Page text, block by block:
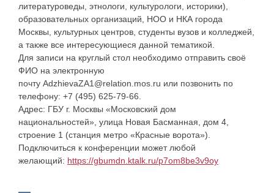
литературоведы, этнологи, культурологи, историки),
образовательных организаций, НОО и НКА города
Москвы, культурных центров, студенты вузов и колледжей,
а также все интересующиеся данной тематикой.
Для записи на круглый стол необходимо отправить своё
ФИО на электронную
почту AdzhievaZA1@relation.mos.ru или позвонить по
телефону: +7 (495) 625-79-66.
Адрес: ГБУ г. Москвы «Московский дом
национальностей», улица Новая Басманная, дом 4,
строение 1 (станция метро «Красные ворота»).
Подключиться к конференции может любой
желающий: https://gbumdn.ktalk.ru/p7om8be3v9oy